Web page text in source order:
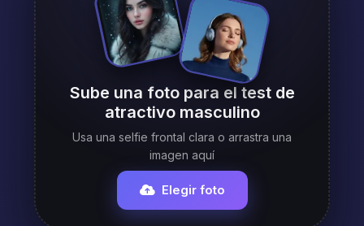
Sube una foto para el test de
atractivo masculino
Usa una selfie frontal clara o arrastra una
imagen aquí
Elegir foto